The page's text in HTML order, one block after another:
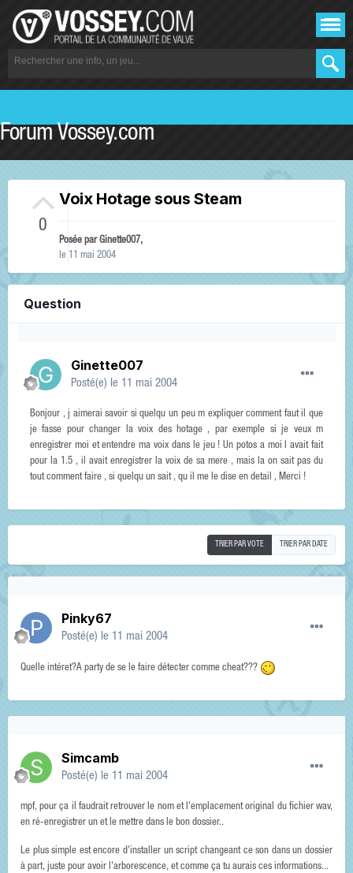
Forum Vossey.com
0
Voix Hotage sous Steam
Posée parGinette007,
le 11 mai 2004
Question
Ginette007
Posté(e) le 11 mai 2004
Bonjour , j aimerai savoir si quelqu un peu m expliquer comment faut il que
je fasse pour changer la voix des hotage , par exemple si je veux m
enregistrer moi et entendre ma voix dans le jeu ! Un potos a moi l avait fait
pour la 1.5 , il avait enregistrer la voix de sa mere , mais la on sait pas du
tout comment faire , si quelqu un sait , qu il me le dise en detail , Merci !
TRIER PAR VOTE TRIER PAR DATE
Pinky67
Posté(e) le 11 mai 2004
Quelle intéret?A party de se le faire détecter comme cheat???
Simcamb
Posté(e) le 11 mai 2004
mpf, pour ça il faudrait retrouver le nom et l'emplacement original du fichier wav,
en ré-enregistrer un et le mettre dans le bon dossier..
Le plus simple est encore d'installer un script changeant ce son dans un dossier
à part, juste pour avoir l'arborescence, et comme ça tu aurais ces informations...